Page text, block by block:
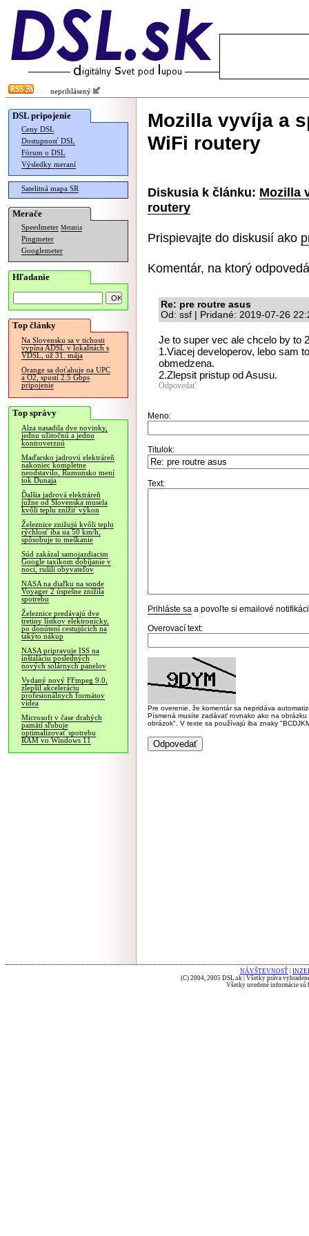
neprihlásený
DSL pripojenie
Ceny DSL
Dostupnosť DSL
Fórum o DSL
Výsledky meraní
Satelitná mapa SR
Merače
Speedmeter Merania
Pingmeter
Googlemeter
Hľadanie
Top články
Na Slovensku sa v tichosti
vypína ADSL v lokalitách s
VDSL, už 31. mája
Orange sa doťahuje na UPC
a O2, spustí 2.5 Gbps
pripojenie
Top správy
Alza nasadila dve novinky,
jednu užitočnú a jednu
kontroverznú
Maďarsko jadrovú elektráreň
nakoniec kompletne
neodstavilo, Rumunsko mení
tok Dunaja
Ďalšia jadrová elektráreň
južne od Slovenska musela
kvôli teplu znížiť výkon
Železnice znižujú kvôli teplu
rýchlosť iba na 50 km/h,
spôsobuje to meškanie
Súd zakázal samojazdiacim
Google taxíkom dobíjanie v
noci, rušili obyvateľov
NASA na diaľku na sonde
Voyager 2 úspešne znížila
spotrebu
Železnice predávajú dve
tretiny lístkov elektronicky,
po donútení cestujúcich na
takýto nákup
NASA pripravuje ISS na
inštaláciu posledných
nových solárnych panelov
Vydaný nový FFmpeg 9.0,
zlepšil akceleráciu
profesionálnych formátov
videa
Microsoft v čase drahých
pamätí sľubuje
optimalizovať spotrebu
RAM vo Windows 11
Mozilla vyvíja a
WiFi routery
Diskusia k článku: Mozilla
routery
Prispievajte do diskusií ako
Komentár, na ktorý
Re: pre routre asus
Od: ssf | Pridané: 2019-07-26
Je to super vec ale chcelo by to
1.Viacej developerov, lebo sam
obmedzena.
2.Zlepsit pristup od Asusu.
Odpovedať
Meno:
Titulok:
Text:
Prihláste sa a povoľte si emailové
Overovací text:
Pre overenie, že komentár sa nepridáva
Písmená musíte zadávať rovnako ako na
obrázok". V texte sa používajú iba znaky
NÁVŠTEVNOSŤ
(C) 2004, 2005 DSL.sk | Všetky práva
Všetky uvedené informácie sú